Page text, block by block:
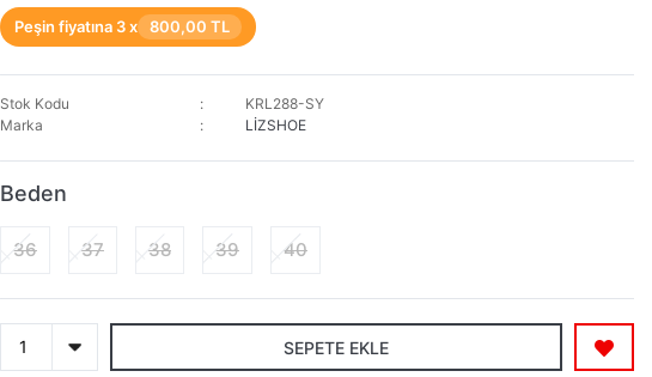
Peşin fiyatına 3 x 800,00 TL
Stok Kodu
KRL288-SY
Marka
LİZSHOE
Beden
36 37 38 39 40
SEPETE EKLE